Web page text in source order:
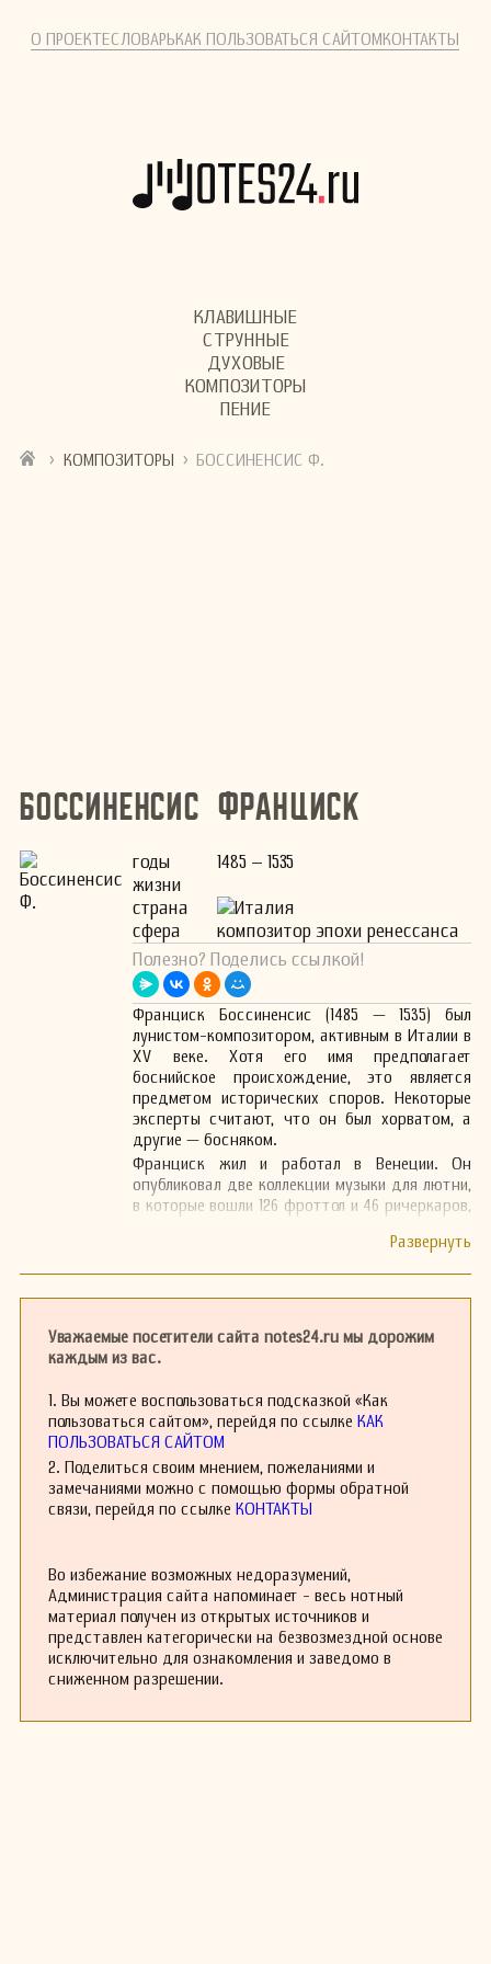
О ПРОЕКТЕСЛОВАРЬКАК ПОЛЬЗОВАТЬСЯ САЙТОМКОНТАКТЫ
КЛАВИШНЫЕ
СТРУННЫЕ
ДУХОВЫЕ
КОМПОЗИТОРЫ
ПЕНИЕ
› КОМПОЗИТОРЫ › БОССИНЕНСИС Ф.
Боссиненсис Франциск
годы
жизни
1485 – 1535
страна
Италия
сфера
композитор эпохи ренессанса
Полезно? Поделись ссылкой!
Франциск Боссиненсис (1485 — 1535) был
лунистом-композитором, активным в Италии в
XV веке. Хотя его имя предполагает
боснийское происхождение, это является
предметом исторических споров. Некоторые
эксперты считают, что он был хорватом, а
другие — босняком.
Франциск жил и работал в Венеции. Он
опубликовал две коллекции музыки для лютни,
в которые вошли 126 фроттол и 46 ричеркаров,
Уважаемые посетители сайта notes24.ru мы дорожим
каждым из вас.
1. Вы можете воспользоваться подсказкой «Как
пользоваться сайтом», перейдя по ссылке КАК
ПОЛЬЗОВАТЬСЯ САЙТОМ
2. Поделиться своим мнением, пожеланиями и
замечаниями можно с помощью формы обратной
связи, перейдя по ссылке КОНТАКТЫ
Во избежание возможных недоразумений,
Администрация сайта напоминает - весь нотный
материал получен из открытых источников и
представлен категорически на безвозмездной основе
исключительно для ознакомления и заведомо в
сниженном разрешении.